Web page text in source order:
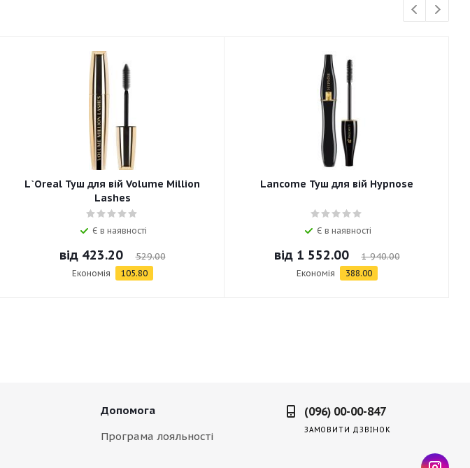
L`Oreal Туш для вій Volume Million
Lashes
Є в наявності
від 423.20 529.00
Економія 105.80
Lancome Туш для вій Hypnose
Є в наявності
від 1 552.00 1 940.00
Економія 388.00
Допомога
Програма лояльності
(096) 00-00-847
ЗАМОВИТИ ДЗВІНОК